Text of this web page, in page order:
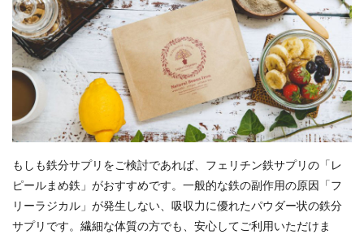
もしも鉄分サプリをご検討であれば、フェリチン鉄サプリの「レ
ピールまめ鉄」がおすすめです。一般的な鉄の副作用の原因「フ
リーラジカル」が発生しない、吸収力に優れたパウダー状の鉄分
サプリです。繊細な体質の方でも、安心してご利用いただけま